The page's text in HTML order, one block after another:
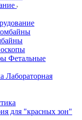
Фетальные
Лабораторная